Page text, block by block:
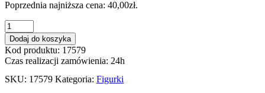
Poprzednia najniższa cena: 40,00zł.
ilość
ŚWINKA
PEPPA
I
JEJ
RODZINKA
Dodaj do koszyka
Kod produktu: 17579
Czas realizacji zamówienia: 24h
SKU: 17579 Kategoria: Figurki